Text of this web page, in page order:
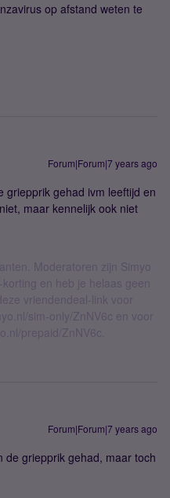
op afstand weten te
Forum|Forum|7 years ago
griepprik gehad ivm leeftijd en
maar kennelijk ook niet
Moderatoren zijn Simyo
en heb je helaas geen
vriendendeal-link voor
sim-only/ZnNV6c en voor
prepaid/ZnNV6c.
Forum|Forum|7 years ago
de griepprik gehad, maar toch